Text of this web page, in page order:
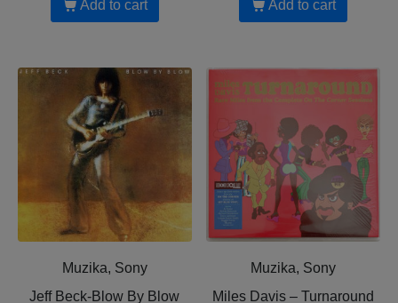
Add to cart Add to cart
Muzika, Sony
Jeff Beck-Blow By Blow
Muzika, Sony
Miles Davis – Turnaround